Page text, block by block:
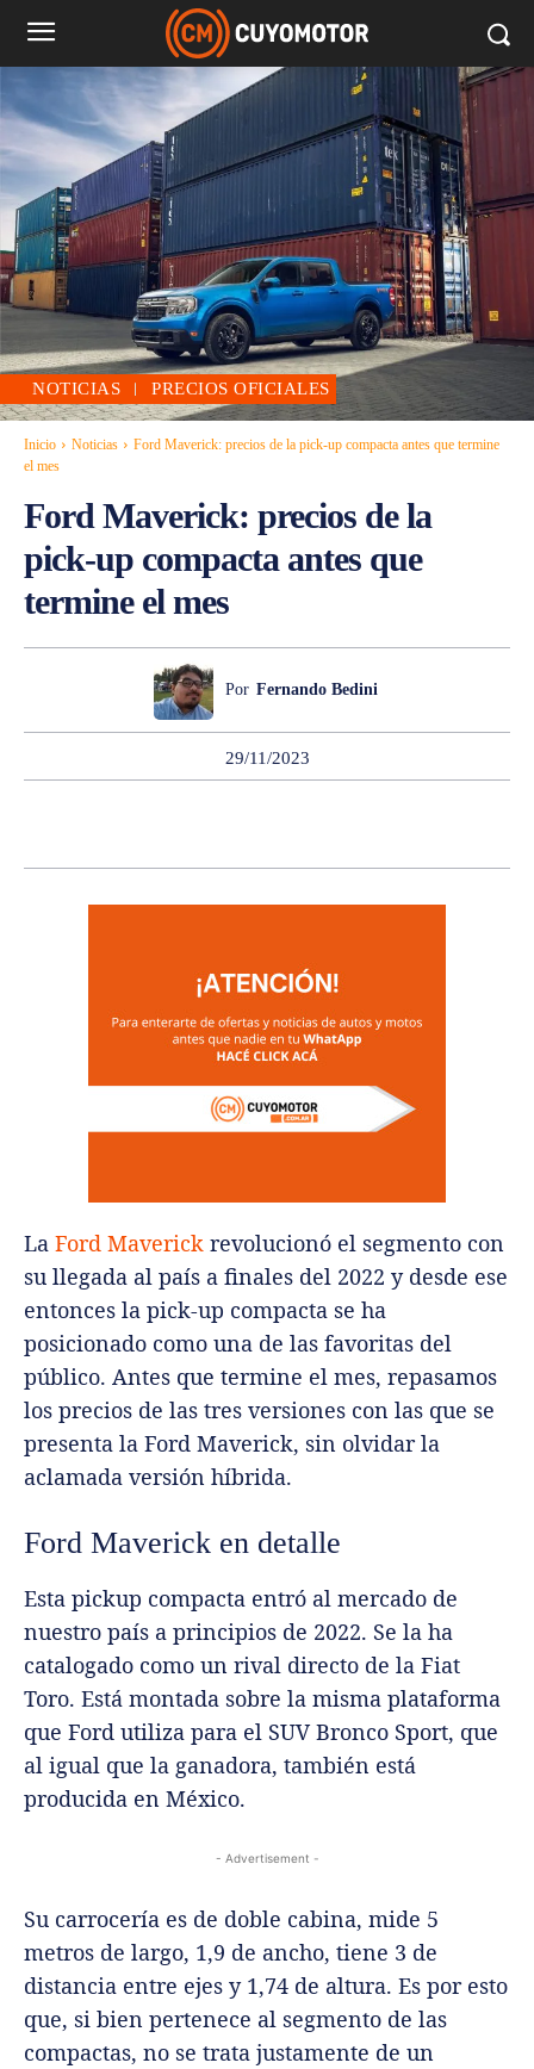
NOTICIAS PRECIOS OFICIALES
Inicio Noticias
Ford Maverick: precios de la pick-up compacta antes que termine
el mes
Ford Maverick: precios de la
pick-up compacta antes que
termine el mes
Por Fernando Bedini
29/11/2023
La Ford Maverick revolucionó el segmento con
su llegada al país a finales del 2022 y desde ese
entonces la pick-up compacta se ha
posicionado como una de las favoritas del
público. Antes que termine el mes, repasamos
los precios de las tres versiones con las que se
presenta la Ford Maverick, sin olvidar la
aclamada versión híbrida.
Ford Maverick en detalle
Esta pickup compacta entró al mercado de
nuestro país a principios de 2022. Se la ha
catalogado como un rival directo de la Fiat
Toro. Está montada sobre la misma plataforma
que Ford utiliza para el SUV Bronco Sport, que
al igual que la ganadora, también está
producida en México.
- Advertisement -
Su carrocería es de doble cabina, mide 5
metros de largo, 1,9 de ancho, tiene 3 de
distancia entre ejes y 1,74 de altura. Es por esto
que, si bien pertenece al segmento de las
compactas, no se trata justamente de un